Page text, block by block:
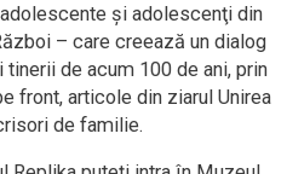
şi adolescenţi din
– care creează un dialog
de acum 100 de ani, prin
front, articole din ziarul Unirea
de familie.